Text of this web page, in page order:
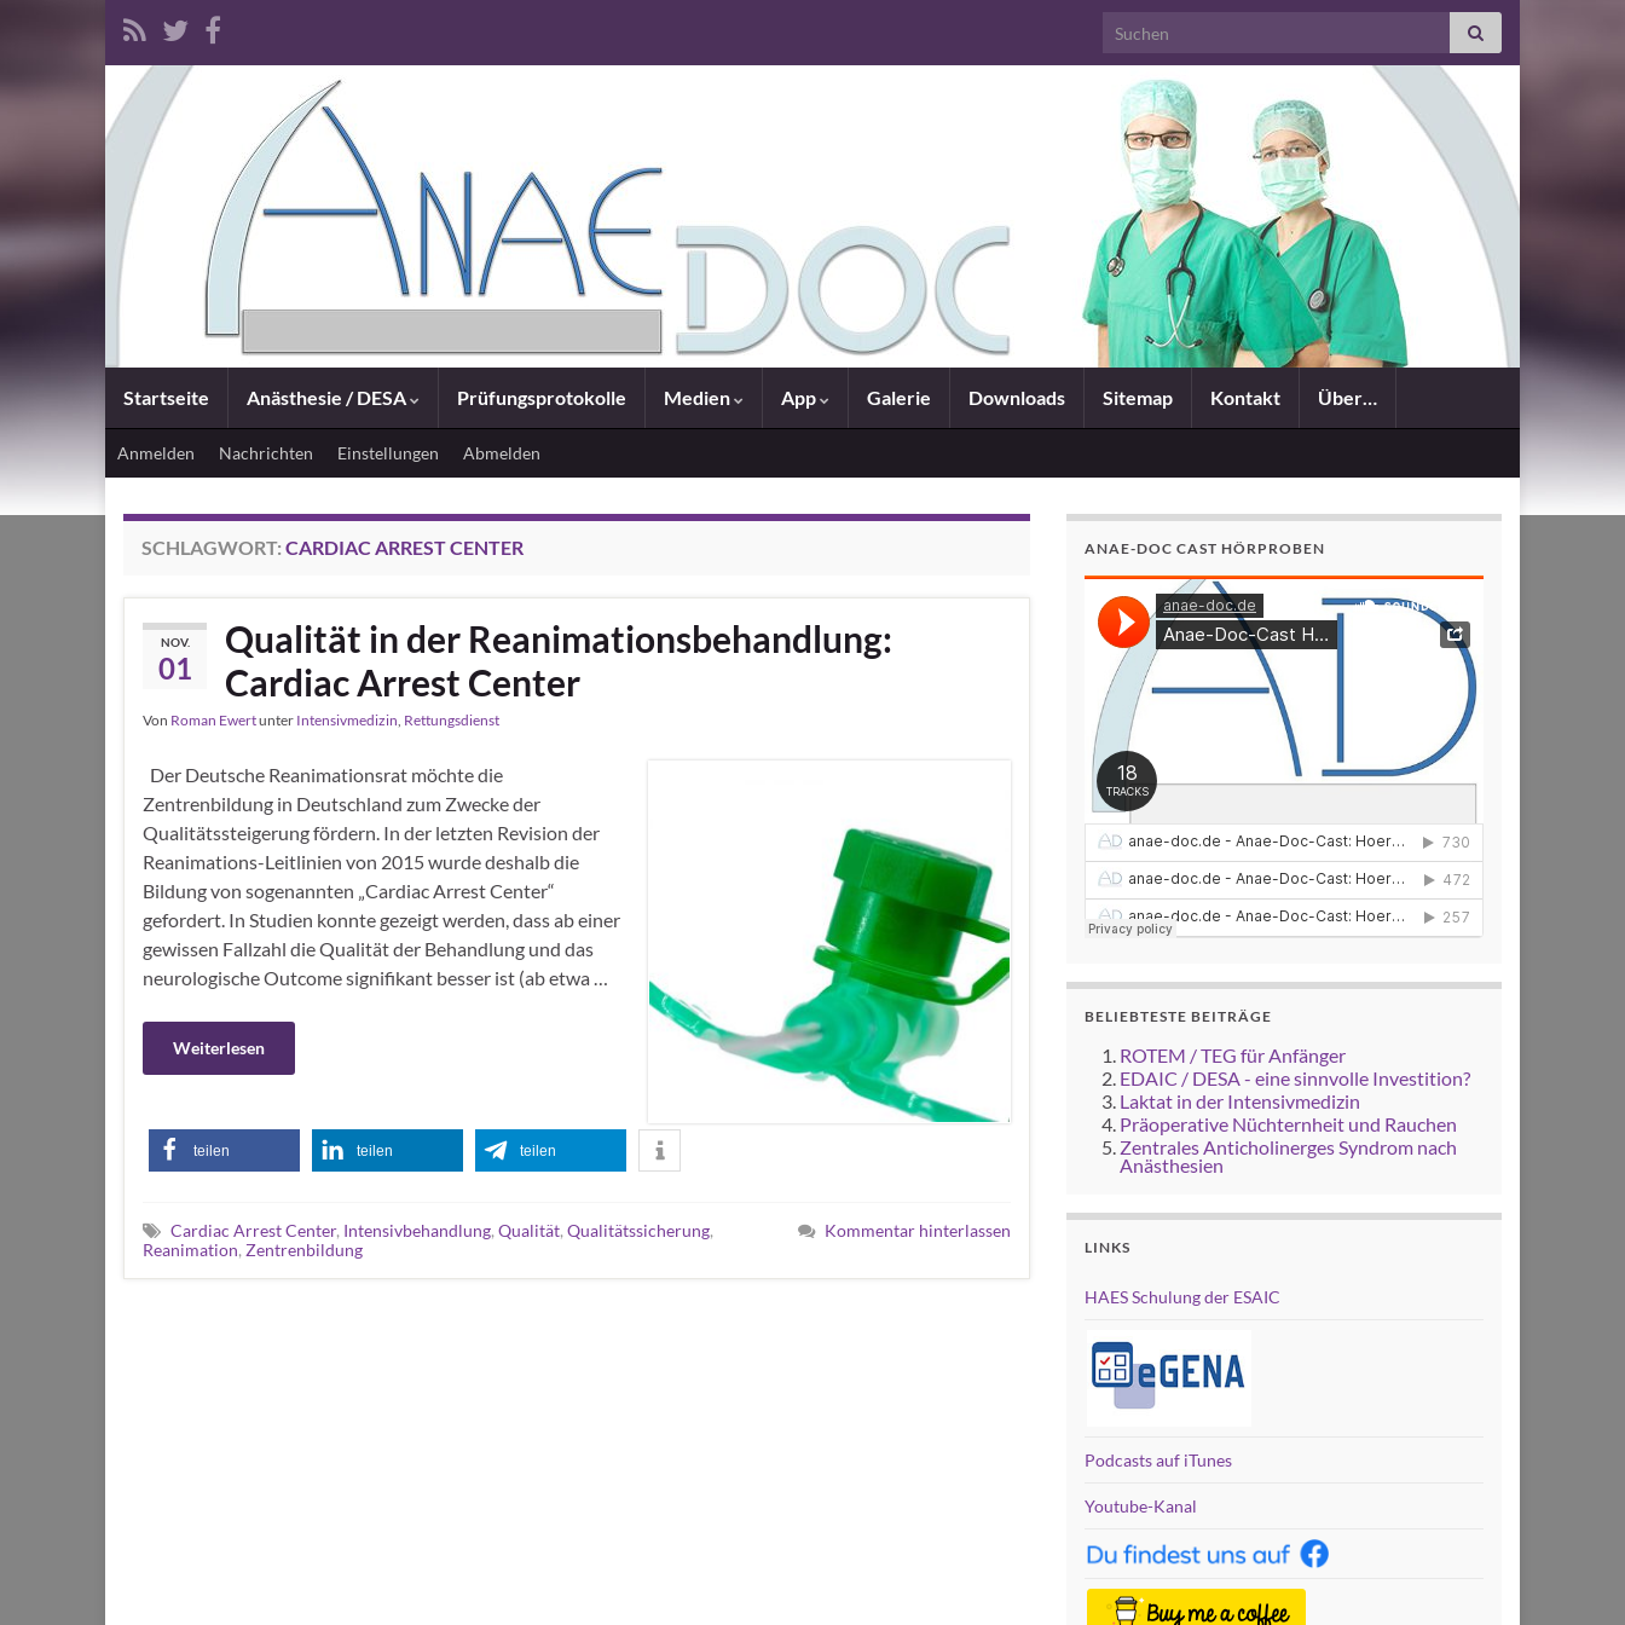
Search for:
Startseite Anästhesie / DESA Prüfungsprotokolle Medien App Galerie Downloads Sitemap Kontakt Über…
Anmelden Nachrichten Einstellungen Abmelden
SCHLAGWORT: CARDIAC ARREST CENTER
NOV.
01
Qualität in der Reanimationsbehandlung:
Cardiac Arrest Center
Von Roman Ewertunter Intensivmedizin, Rettungsdienst
Der Deutsche Reanimationsrat möchte die
Zentrenbildung in Deutschland zum Zwecke der
Qualitätssteigerung fördern. In der letzten Revision der
Reanimations-Leitlinien von 2015 wurde deshalb die
Bildung von sogenannten „Cardiac Arrest Center“
gefordert. In Studien konnte gezeigt werden, dass ab einer
gewissen Fallzahl die Qualität der Behandlung und das
neurologische Outcome signifikant besser ist (ab etwa …
Weiterlesen
teilen teilen teilen
Cardiac Arrest Center, Intensivbehandlung, Qualität, Qualitätssicherung,
Reanimation, Zentrenbildung
Kommentar hinterlassen
ANAE-DOC CAST HÖRPROBEN
BELIEBTESTE BEITRÄGE
ROTEM / TEG für Anfänger
EDAIC / DESA - eine sinnvolle Investition?
Laktat in der Intensivmedizin
Präoperative Nüchternheit und Rauchen
Zentrales Anticholinerges Syndrom nach
Anästhesien
LINKS
HAES Schulung der ESAIC
Podcasts auf iTunes
Youtube-Kanal